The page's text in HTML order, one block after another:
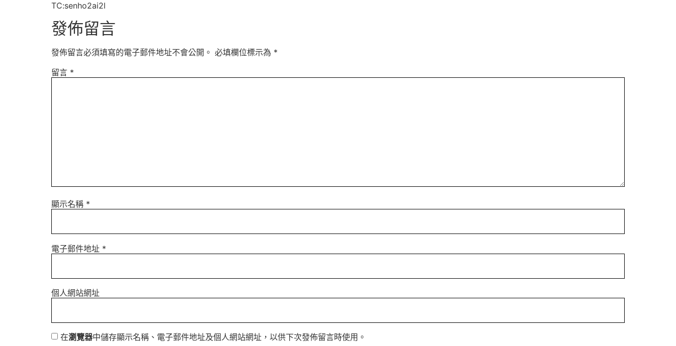
TC:senho2ai2l
發佈留言
發佈留言必須填寫的電子郵件地址不會公開。 必填欄位標示為 *
留言 *
顯示名稱 *
電子郵件地址 *
個人網站網址
在瀏覽器中儲存顯示名稱、電子郵件地址及個人網站網址，以供下次發佈留言時使用。